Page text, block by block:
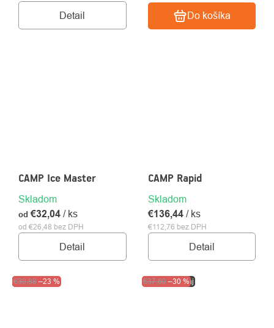
Detail Do košíka
CAMP Ice Master
Skladom
od €26,48 bez DPH
od €32,04 / ks
Detail
CAMP Rapid
Skladom
€112,76 bez DPH
€136,44 / ks
Detail
Výpredaj
€39,88 –23 % Akcia Výpredaj
€37,60 –30 %